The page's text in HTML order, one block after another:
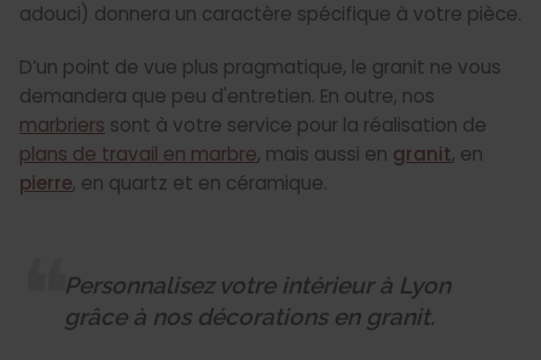
adouci) donnera un caractère spécifique à votre pièce.
D’un point de vue plus pragmatique, le granit ne vous
demandera que peu d'entretien. En outre, nos
marbriers sont à votre service pour la réalisation de
plans de travail en marbre, mais aussi en granit, en
pierre, en quartz et en céramique.
Personnalisez votre intérieur à Lyon
grâce à nos décorations en granit.